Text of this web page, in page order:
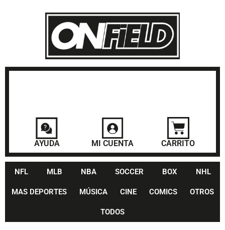
AYUDA MI CUENTA CARRITO
NFL MLB NBA SOCCER BOX NHL
MAS DEPORTES MÚSICA CINE COMICS OTROS
TODOS